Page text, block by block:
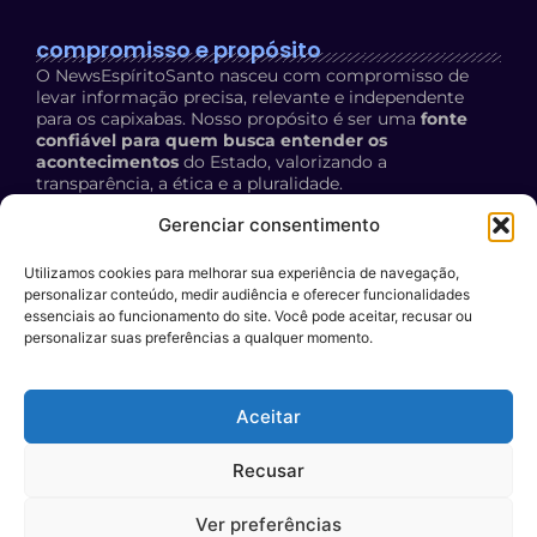
Gerenciar consentimento
Utilizamos cookies para melhorar sua experiência de navegação,
personalizar conteúdo, medir audiência e oferecer funcionalidades
essenciais ao funcionamento do site. Você pode aceitar, recusar ou
personalizar suas preferências a qualquer momento.
Aceitar
Recusar
Ver preferências
compromisso e propósito
O NewsEspíritoSanto nasceu com compromisso de
levar informação precisa, relevante e independente
para os capixabas. Nosso propósito é ser uma fonte
confiável para quem busca entender os
acontecimentos do Estado, valorizando a
transparência, a ética e a pluralidade.
Política de Privacidade: acesse aqui
contato
E-mail:
contato@newsespiritosanto.com.br
WhatsApp:
Participe do conteúdo do News ES